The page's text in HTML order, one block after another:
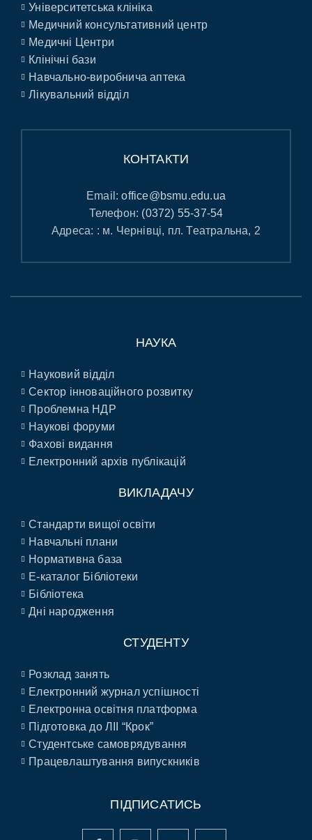
Університетська клініка
Медичний консультативний центр
Медичні Центри
Клінічні бази
Навчально-виробнича аптека
Лікувальний відділ
КОНТАКТИ
Email:office@bsmu.edu.ua
Телефон: (0372) 55-37-54
Адреса: : м. Чернівці, пл. Театральна, 2
НАУКА
Науковий відділ
Сектор інноваційного розвитку
Проблемна НДР
Наукові форуми
Фахові видання
Електронний архів публікацій
ВИКЛАДАЧУ
Стандарти вищої освіти
Навчальні плани
Нормативна база
E-каталог Бібліотеки
Бібліотека
Дні народження
СТУДЕНТУ
Розклад занять
Електронний журнал успішності
Електронна освітня платформа
Підготовка до ЛІІ “Крок”
Студентське самоврядування
Працевлаштування випускників
ПІДПИСАТИСЬ